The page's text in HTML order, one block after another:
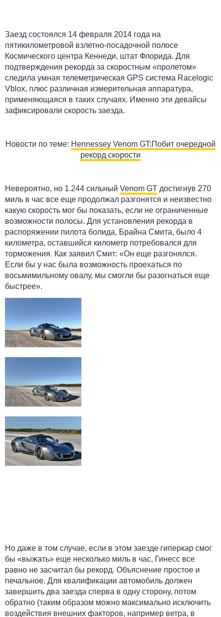
Заезд состоялся 14 февраля 2014 года на
пятикилометровой взлетно-посадочной полосе
Космического центра Кеннеди, штат Флорида. Для
подтверждения рекорда за скоростным «пролетом»
следила умная телеметрическая GPS система Racelogic
Vblox, плюс различная измерительная аппаратура,
применяющаяся в таких случаях. Именно эти девайсы
зафиксировали скорость заезда.
Новости по теме: Hennessey Venom GT:Побит очередной
рекорд скорости
Невероятно, но 1.244 сильный Venom GT достигнув 270
миль в час все еще продолжал разгонятся и неизвестно
какую скорость мог бы показать, если не ограниченные
возможности полосы. Для установления рекорда в
распоряжении пилота болида, Брайна Смита, было 4
километра, оставшийся километр потребовался для
торможения. Как заявил Смит: «Он еще разгонялся.
Если бы у нас была возможность проехаться по
восьмимильному овалу, мы смогли бы разогнаться еще
быстрее».
Но даже в том случае, если в этом заезде гиперкар смог
бы «выжать» еще несколько миль в час, Гинесс все
равно не засчитал бы рекорд. Объяснение простое и
печальное. Для квалификации автомобиль должен
завершить два заезда сперва в одну сторону, потом
обратно (таким образом можно максимально исключить
воздействия внешних факторов, например ветра, в